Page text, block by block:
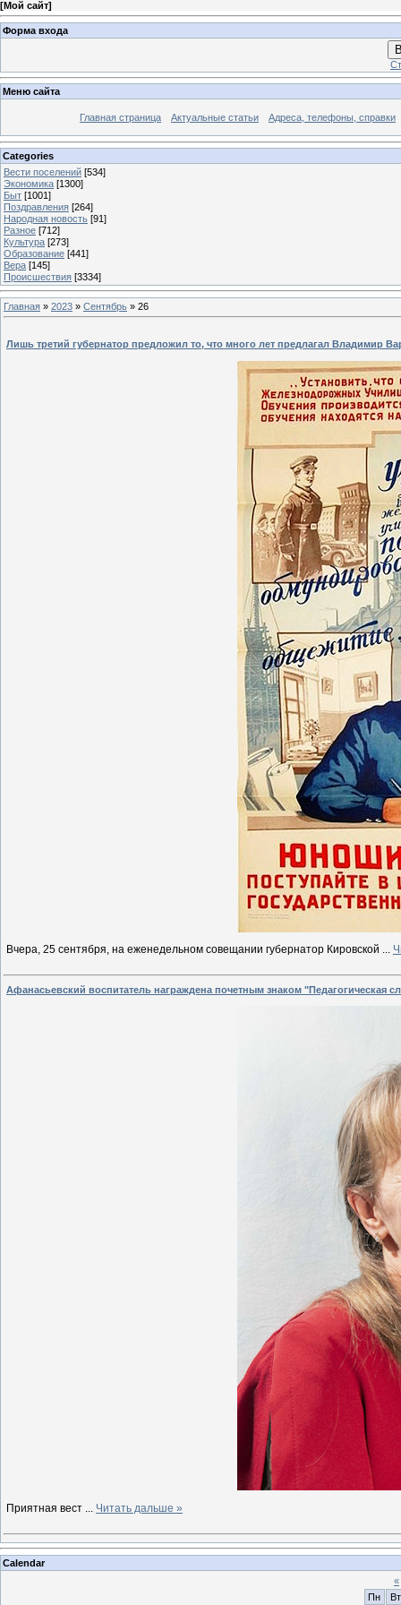
[Мой сайт]
Форма входа
Меню сайта
Главная страница Актуальные статьи Адреса, телефоны, справки
Categories
Вести поселений [534]
Экономика [1300]
Быт [1001]
Поздравления [264]
Народная новость [91]
Разное [712]
Культура [273]
Образование [441]
Вера [145]
Происшествия [3334]
Главная » 2023 » Сентябрь » 26
Лишь третий губернатор предложил то, что много лет предлагал Владимир
Вчера, 25 сентября, на еженедельном совещании губернатор Кировской ...
Афанасьевский воспитатель награждена почетным знаком "Педагогическая
Приятная вест ... Читать дальше »
Calendar
«
Пн
Вт